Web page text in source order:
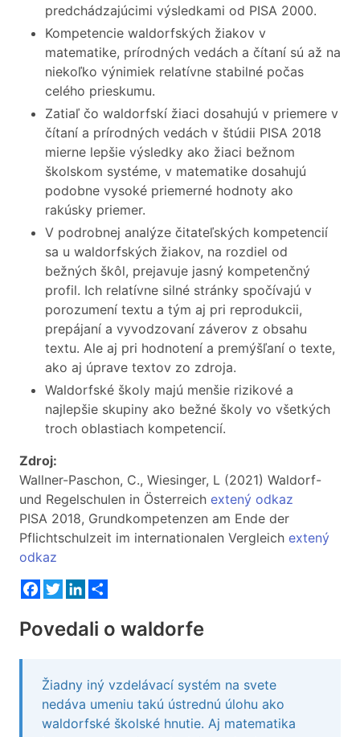
predchádzajúcimi výsledkami od PISA 2000.
Kompetencie waldorfských žiakov v
matematike, prírodných vedách a čítaní sú až na
niekoľko výnimiek relatívne stabilné počas
celého prieskumu.
Zatiaľ čo waldorfskí žiaci dosahujú v priemere v
čítaní a prírodných vedách v štúdii PISA 2018
mierne lepšie výsledky ako žiaci bežnom
školskom systéme, v matematike dosahujú
podobne vysoké priemerné hodnoty ako
rakúsky priemer.
V podrobnej analýze čitateľských kompetencií
sa u waldorfských žiakov, na rozdiel od
bežných škôl, prejavuje jasný kompetenčný
profil. Ich relatívne silné stránky spočívajú v
porozumení textu a tým aj pri reprodukcii,
prepájaní a vyvodzovaní záverov z obsahu
textu. Ale aj pri hodnotení a premýšľaní o texte,
ako aj úprave textov zo zdroja.
Waldorfské školy majú menšie rizikové a
najlepšie skupiny ako bežné školy vo všetkých
troch oblastiach kompetencií.
Zdroj:
Wallner-Paschon, C., Wiesinger, L (2021) Waldorf-
und Regelschulen in Österreich extený odkaz
PISA 2018, Grundkompetenzen am Ende der
Pflichtschulzeit im internationalen Vergleich extený
odkaz
Facebook
TwitterLinkedIn
Povedali o waldorfe
Žiadny iný vzdelávací systém na svete
nedáva umeniu takú ústrednú úlohu ako
waldorfské školské hnutie. Aj matematika